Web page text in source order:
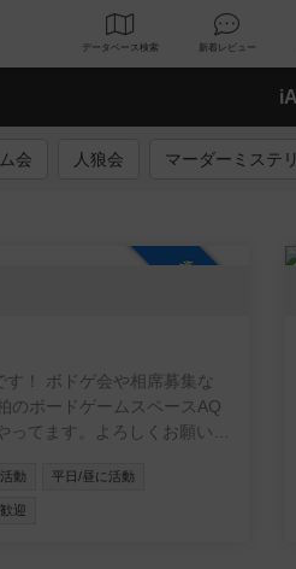
データベース 検索 新着レ
会 人狼会 マーダーミステ
！ ボドゲ会や相席募集な
てます。よろしくお願いし
動 平日/昼に活動
迎